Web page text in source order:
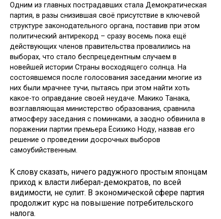
Одним из главных пострадавших стала Демократическая
партия, в разы снизившая своё присутствие в ключевой
структуре законодательного органа, поставив при этом
политический антирекорд – сразу восемь пока ещё
действующих членов правительства провалились на
выборах, что стало беспрецедентным случаем в
новейшей истории Страны восходящего солнца. На
состоявшемся после голосования заседании многие из
них были мрачнее тучи, пытаясь при этом найти хоть
какое-то оправдание своей неудаче. Макико Танака,
возглавляющая министерство образования, сравнила
атмосферу заседания с поминками, а заодно обвинила в
поражении партии премьера Ёсихико Ноду, назвав его
решение о проведении досрочных выборов
самоубийственным.
К слову сказать, ничего радужного простым японцам
приход к власти либерал-демократов, по всей
видимости, не сулит. В экономической сфере партия
продолжит курс на повышение потребительского
налога.